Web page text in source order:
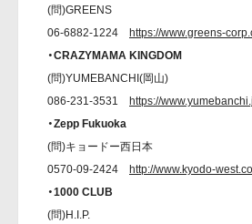
(問)GREENS
06-6882-1224 https://www.greens-
・CRAZYMAMA KINGDOM
(問)YUMEBANCHI(岡山)
086-231-3531 https://
・Zepp Fukuoka
(問)キョードー西日本
0570-09-2424 http://www.kyodo-
・1000 CLUB
(問)H.I.P.